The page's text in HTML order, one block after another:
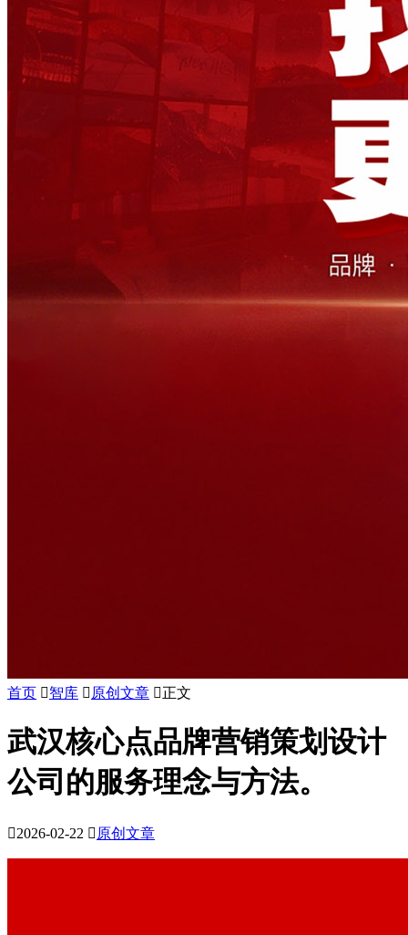
首页 智库  原创文章 正文
武汉核心点品牌营销策划设计
公司的服务理念与方法。
2026-02-22  原创文章